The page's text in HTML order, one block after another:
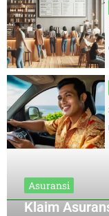
Asuransi
Klaim